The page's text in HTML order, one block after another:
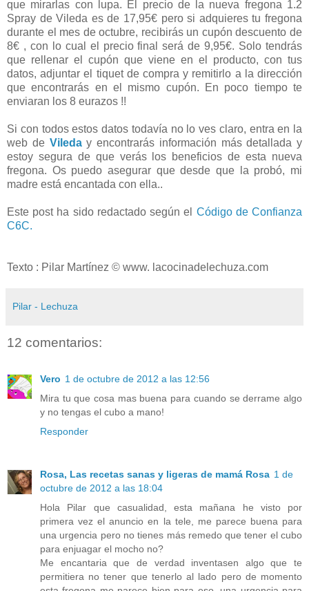
que mirarlas con lupa. El precio de la nueva fregona 1.2
Spray de Vileda es de 17,95€ pero si adquieres tu fregona
durante el mes de octubre, recibirás un cupón descuento de
8€ , con lo cual el precio final será de 9,95€. Solo tendrás
que rellenar el cupón que viene en el producto, con tus
datos, adjuntar el tiquet de compra y remitirlo a la dirección
que encontrarás en el mismo cupón. En poco tiempo te
enviaran los 8 eurazos !!
Si con todos estos datos todavía no lo ves claro, entra en la
web de Vileda y encontrarás información más detallada y
estoy segura de que verás los beneficios de esta nueva
fregona. Os puedo asegurar que desde que la probó, mi
madre está encantada con ella..
Este post ha sido redactado según el Código de Confianza
C6C.
Texto : Pilar Martínez © www. lacocinadelechuza.com
Pilar - Lechuza
12 comentarios:
Vero 1 de octubre de 2012 a las 12:56
Mira tu que cosa mas buena para cuando se derrame algo
y no tengas el cubo a mano!
Responder
Rosa, Las recetas sanas y ligeras de mamá Rosa 1 de
octubre de 2012 a las 18:04
Hola Pilar que casualidad, esta mañana he visto por
primera vez el anuncio en la tele, me parece buena para
una urgencia pero no tienes más remedo que tener el cubo
para enjuagar el mocho no?
Me encantaria que de verdad inventasen algo que te
permitiera no tener que tenerlo al lado pero de momento